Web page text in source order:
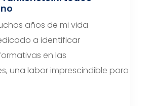
años de mi vida
a identificar
en las
una labor imprescindible para